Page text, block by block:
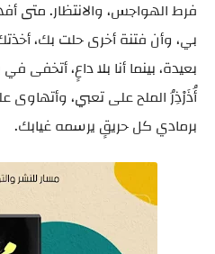
فرط الهواجس، والانتظار. متى
بي، وأن فتنة أخرى حلت بك،
بعيدة، بينما أنا بلا داعٍ، أتخفى
أُذَرْذِرُ الملح على تعبي،
برمادي كل حريقٍ يرسمه غيابك.